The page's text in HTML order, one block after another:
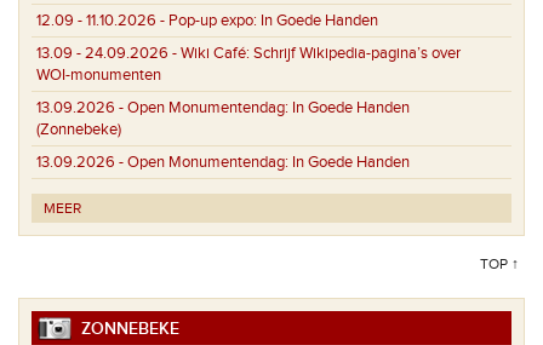
12.09 - 11.10.2026 - Pop-up expo: In Goede Handen
13.09 - 24.09.2026 -Wiki Café: Schrijf Wikipedia-pagina’s over
WOI-monumenten
13.09.2026 -Open Monumentendag: In Goede Handen
(Zonnebeke)
13.09.2026 -Open Monumentendag: In Goede Handen
MEER
TOP ↑
ZONNEBEKE